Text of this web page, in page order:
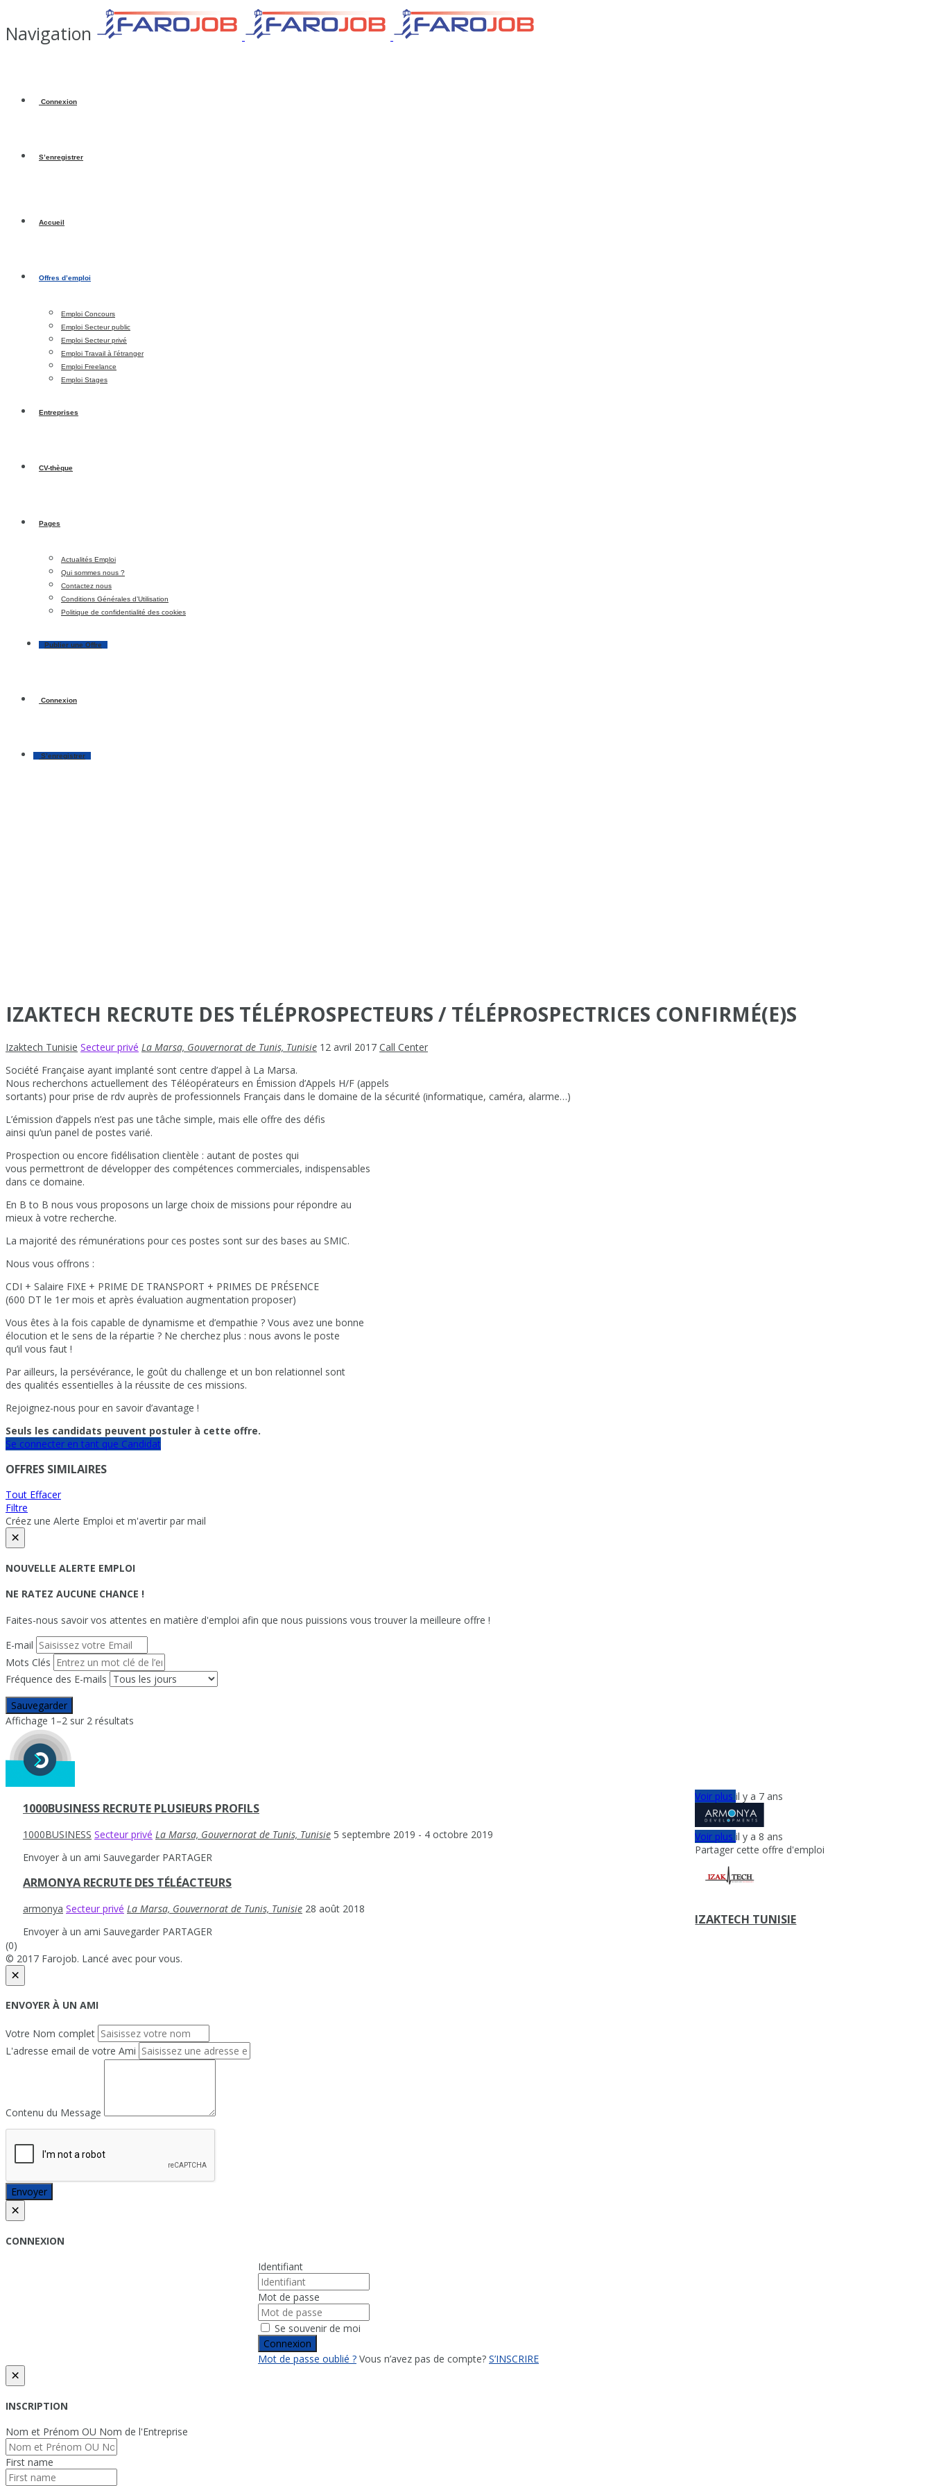
Navigation
Connexion
S’enregistrer
Accueil
Offres d’emploi
Emploi Concours
Emploi Secteur public
Emploi Secteur privé
Emploi Travail à l’étranger
Emploi Freelance
Emploi Stages
Entreprises
CV-thèque
Pages
Actualités Emploi
Qui sommes nous ?
Contactez nous
Conditions Générales d’Utilisation
Politique de confidentialité des cookies
Publier une Offre
Connexion
S’enregistrer
IZAKTECH RECRUTE DES TÉLÉPROSPECTEURS / TÉLÉPROSPECTRICES CONFIRMÉ(E)S
Izaktech Tunisie Secteur privé La Marsa, Gouvernorat de Tunis, Tunisie 12 avril 2017 Call Center
Société Française ayant implanté sont centre d’appel à La Marsa.
Nous recherchons actuellement des Téléopérateurs en Émission d’Appels H/F (appels
sortants) pour prise de rdv auprès de professionnels Français dans le domaine de la sécurité (informatique, caméra, alarme…)
L’émission d’appels n’est pas une tâche simple, mais elle offre des défis
ainsi qu’un panel de postes varié.
Prospection ou encore fidélisation clientèle : autant de postes qui
vous permettront de développer des compétences commerciales, indispensables
dans ce domaine.
En B to B nous vous proposons un large choix de missions pour répondre au
mieux à votre recherche.
La majorité des rémunérations pour ces postes sont sur des bases au SMIC.
Nous vous offrons :
CDI + Salaire FIXE + PRIME DE TRANSPORT + PRIMES DE PRÉSENCE
(600 DT le 1er mois et après évaluation augmentation proposer)
Vous êtes à la fois capable de dynamisme et d’empathie ? Vous avez une bonne
élocution et le sens de la répartie ? Ne cherchez plus : nous avons le poste
qu’il vous faut !
Par ailleurs, la persévérance, le goût du challenge et un bon relationnel sont
des qualités essentielles à la réussite de ces missions.
Rejoignez-nous pour en savoir d’avantage !
Seuls les candidats peuvent postuler à cette offre.
Se connecter en tant que Candidat
OFFRES SIMILAIRES
Tout Effacer
Filtre
Créez une Alerte Emploi et m'avertir par mail
×
NOUVELLE ALERTE EMPLOI
NE RATEZ AUCUNE CHANCE !
Faites-nous savoir vos attentes en matière d'emploi afin que nous puissions vous trouver la meilleure offre !
E-mail
Mots Clés
Fréquence des E-mails
Sauvegarder
Affichage 1–2 sur 2 résultats
1000BUSINESS RECRUTE PLUSIEURS PROFILS
1000BUSINESS Secteur privé La Marsa, Gouvernorat de Tunis, Tunisie 5 septembre 2019 - 4 octobre 2019
Envoyer à un ami Sauvegarder PARTAGER
Voir plusil y a 7 ans
ARMONYA RECRUTE DES TÉLÉACTEURS
armonya Secteur privé La Marsa, Gouvernorat de Tunis, Tunisie 28 août 2018
Envoyer à un ami Sauvegarder PARTAGER
Voir plusil y a 8 ans
Partager cette offre d'emploi
IZAKTECH TUNISIE
(0)
© 2017 Farojob. Lancé avec pour vous.
×
ENVOYER À UN AMI
Votre Nom complet
L'adresse email de votre Ami
Contenu du Message
Envoyer
×
CONNEXION
Identifiant
Mot de passe
Se souvenir de moi
Connexion
Mot de passe oublié ? Vous n’avez pas de compte? S’INSCRIRE
×
INSCRIPTION
Nom et Prénom OU Nom de l'Entreprise
First name